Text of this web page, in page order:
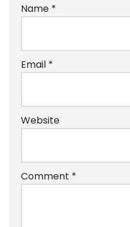
Name *
Email *
Website
Comment *